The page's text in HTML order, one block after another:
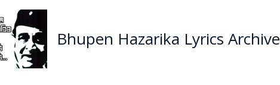
Bhupen Hazarika Lyrics Archive